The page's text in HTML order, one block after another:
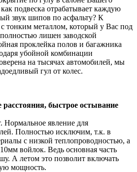
подвеска отрабатывает каждую
звук шипов по асфальту? К
тонким металлом, который у Вас под
лишен заводской
проклейка полов и багажника
убойной комбинации
на тысячах автомобилей, мы
гул от колес.
расстояния, быстрое остывание
Нормальное явление для
Полностью исключим, т.к. в
с низкой теплопроводностью, а
войлок. Ведь основная часть
А летом это позволит включать
мощность.